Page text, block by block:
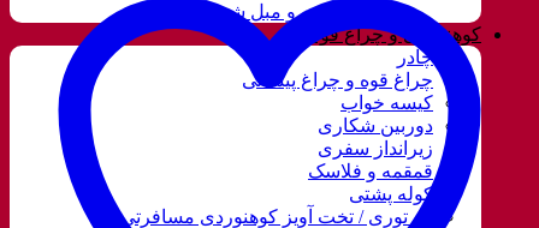
فرش شور و مبل شور
کوهنوردی و چراغ قوه
چادر
چراغ قوه و چراغ پیشانی
کیسه خواب
دوربین شکاری
زیرانداز سفری
قمقمه و فلاسک
کوله پشتی
ننو توری / تخت آویز کوهنوردی مسافرتی